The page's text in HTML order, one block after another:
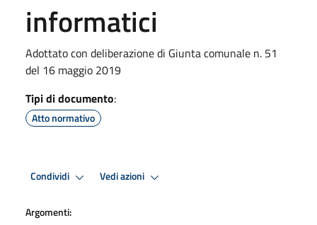
informatici
Adottato con deliberazione di Giunta comunale n. 51
del 16 maggio 2019
Tipi di documento:
Atto normativo
Condividi Vedi azioni
Argomenti: